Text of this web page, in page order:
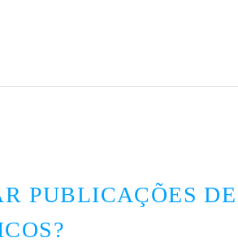
PUBLICAÇÕES